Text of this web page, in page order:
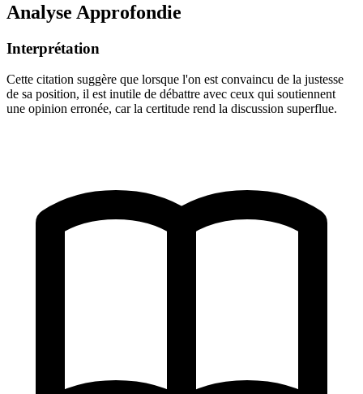
Analyse Approfondie
Interprétation
Cette citation suggère que lorsque l'on est convaincu de la justesse
de sa position, il est inutile de débattre avec ceux qui soutiennent
une opinion erronée, car la certitude rend la discussion superflue.